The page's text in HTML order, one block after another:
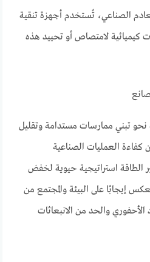
الصناعي، تُستخدم أجهزة تنقية
كيميائية لامتصاص أو تحييد هذه
نحو تبني ممارسات مستدامة وتقليل
كفاءة العمليات الصناعية
الطاقة استراتيجية حيوية لخفض
إيجابًا على البيئة والمجتمع من
الأحفوري والحد من الانبعاثات